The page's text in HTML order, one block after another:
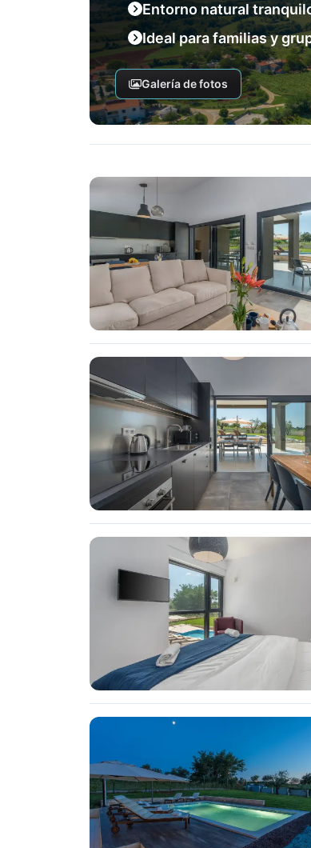
Entorno natural
Ideal para familias y
Galería de fotos